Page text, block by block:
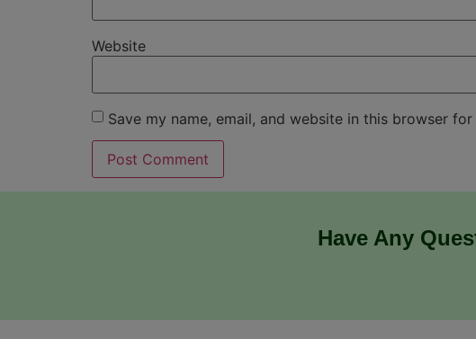
Website
Save my name, email, and website in this browser
Have Any